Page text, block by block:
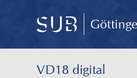
VD18 digital